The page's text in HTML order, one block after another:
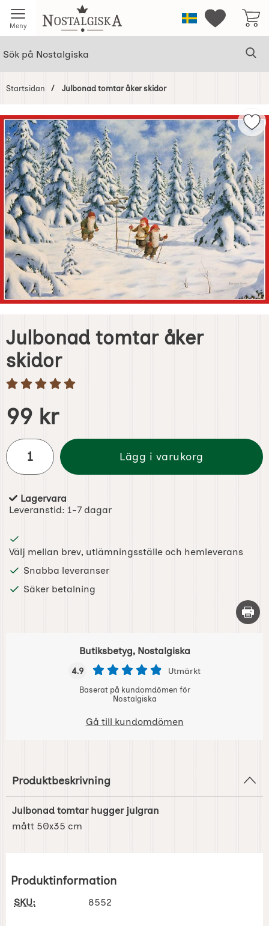
Meny Startsidan för NostalgiskaSverigeMina
Startsidan Julbonad tomtar åker skidor
över
Bilder
Julbonad tomtar åker
skidor
Handla denna produkt Julbonad tomtar åker skidor
pris
99 kr
antal
Lägg i varukorg
Tillgänglighet:
Lagervara
Leveranstid: 1-7 dagar
Välj mellan brev, utlämningsställe och hemleverans
Snabba leveranser
Säker betalning
Skriv
Butiksbetyg, Nostalgiska
4.9 Utmärkt
Baserat på kundomdömen för
Nostalgiska
Gå till kundomdömen
Produktbeskrivning
Julbonad tomtar hugger julgran
mått 50x35 cm
Produktinformation
SKU: 8552